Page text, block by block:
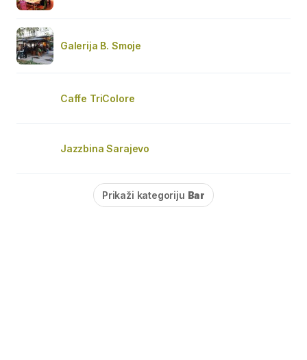
Galerija B. Smoje
Caffe TriColore
Jazzbina Sarajevo
Prikaži kategoriju Bar